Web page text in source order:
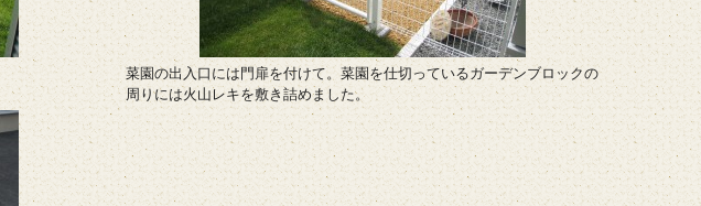
菜園の出入口には門扉を付けて。菜園を仕切っているガーデンブロックの
周りには火山レキを敷き詰めました。